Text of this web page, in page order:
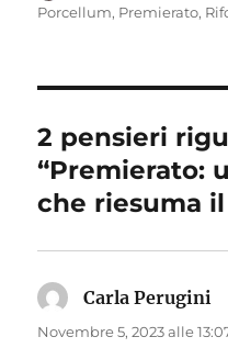
il
Porcellum, Premierato,
2 pensieri
“Premierato:
che riesuma
Carla Perugini
Novembre 5, 2023 alle